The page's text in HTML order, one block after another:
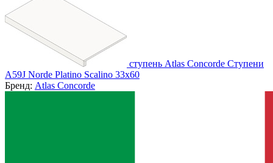
ступень Atlas Concorde Ступени
A59J Norde Platino Scalino 33x60
Бренд: Atlas Concorde